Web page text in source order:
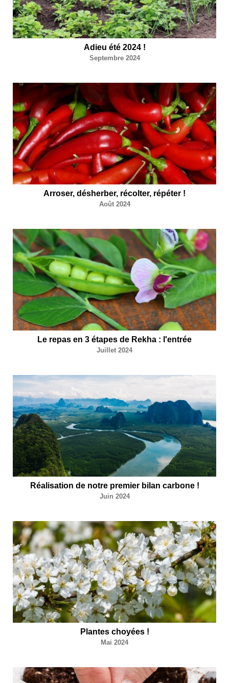
Adieu été 2024 !
Septembre 2024
Arroser, désherber, récolter, répéter !
Août 2024
Le repas en 3 étapes de Rekha : l'entrée
Juillet 2024
Réalisation de notre premier bilan carbone !
Juin 2024
Plantes choyées !
Mai 2024